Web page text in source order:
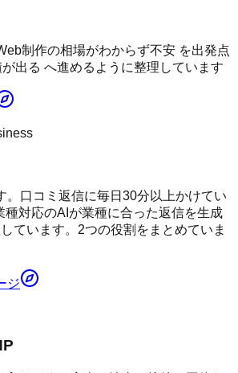
制作の相場がわからず不安 を出発点
出る へ進めるように整理しています
。口コミ返信に毎日30分以上かけてい
種対応のAIが業種に合った返信を生成
ています。2つの役割をまとめていま
ジ